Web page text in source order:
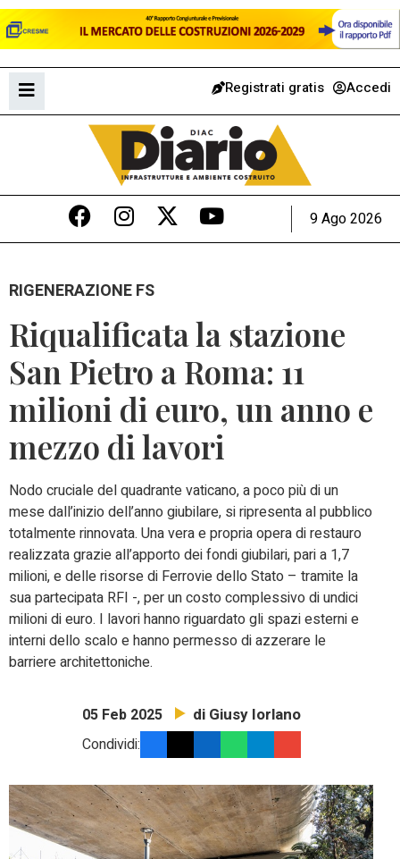
Registrati gratis Accedi
9 Ago 2026
RIGENERAZIONE FS
Riqualificata la stazione
San Pietro a Roma: 11
milioni di euro, un anno e
mezzo di lavori
Nodo cruciale del quadrante vaticano, a poco più di un
mese dall’inizio dell’anno giubilare, si ripresenta al pubblico
totalmente rinnovata. Una vera e propria opera di restauro
realizzata grazie all’apporto dei fondi giubilari, pari a 1,7
milioni, e delle risorse di Ferrovie dello Stato – tramite la
sua partecipata RFI -, per un costo complessivo di undici
milioni di euro. I lavori hanno riguardato gli spazi esterni e
interni dello scalo e hanno permesso di azzerare le
barriere architettoniche.
05 Feb 2025 di Giusy Iorlano
Condividi: